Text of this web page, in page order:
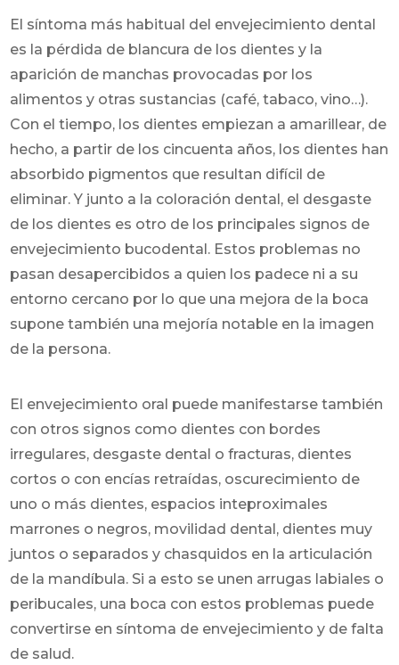
El síntoma más habitual del envejecimiento dental
es la pérdida de blancura de los dientes y la
aparición de manchas provocadas por los
alimentos y otras sustancias (café, tabaco, vino…).
Con el tiempo, los dientes empiezan a amarillear, de
hecho, a partir de los cincuenta años, los dientes han
absorbido pigmentos que resultan difícil de
eliminar. Y junto a la coloración dental, el desgaste
de los dientes es otro de los principales signos de
envejecimiento bucodental. Estos problemas no
pasan desapercibidos a quien los padece ni a su
entorno cercano por lo que una mejora de la boca
supone también una mejoría notable en la imagen
de la persona.
El envejecimiento oral puede manifestarse también
con otros signos como dientes con bordes
irregulares, desgaste dental o fracturas, dientes
cortos o con encías retraídas, oscurecimiento de
uno o más dientes, espacios inteproximales
marrones o negros, movilidad dental, dientes muy
juntos o separados y chasquidos en la articulación
de la mandíbula. Si a esto se unen arrugas labiales o
peribucales, una boca con estos problemas puede
convertirse en síntoma de envejecimiento y de falta
de salud.